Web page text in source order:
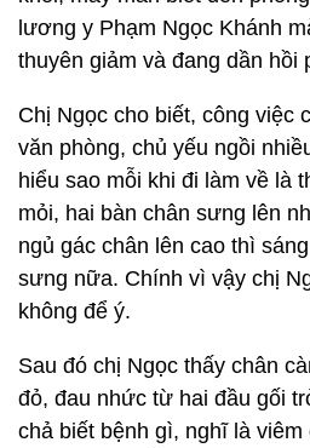
lương y Phạm Ngọc Khánh
thuyên giảm và đang dần hồi
Chị Ngọc cho biết, công việc
văn phòng, chủ yếu ngồi
hiểu sao mỗi khi đi làm về là
mỏi, hai bàn chân sưng lên
ngủ gác chân lên cao thì
sưng nữa. Chính vì vậy chị
không để ý.
Sau đó chị Ngọc thấy chân
đỏ, đau nhức từ hai đầu gối
chả biết bệnh gì, nghĩ là